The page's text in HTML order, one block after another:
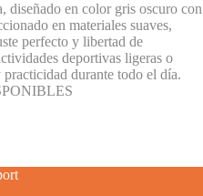
diseñado en color gris oscuro con
en materiales suaves,
perfecto y libertad de
deportivas ligeras o
durante todo el día.